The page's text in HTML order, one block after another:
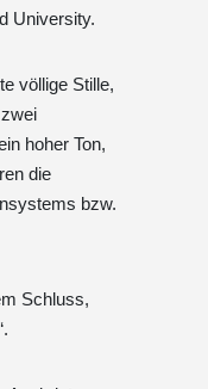
University.
völlige Stille,
hoher Ton,
die
bzw.
Schluss,